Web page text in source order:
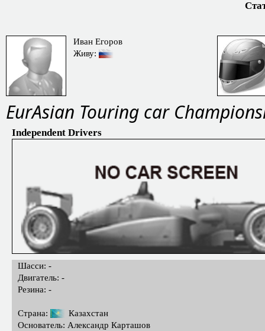
Иван Егоров
Живу:
EurAsian Touring car
Independent Drivers
Шасси: -
Двигатель: -
Резина: -
Страна:
Казахстан
Основатель: Александр Карташов